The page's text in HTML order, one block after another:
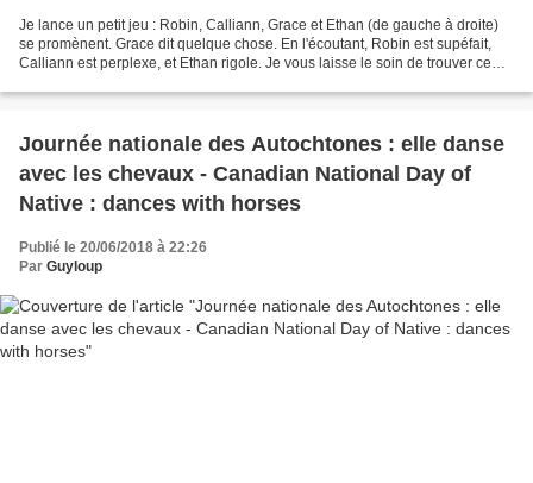
Je lance un petit jeu : Robin, Calliann, Grace et Ethan (de gauche à droite)
se promènent. Grace dit quelque chose. En l'écoutant, Robin est supéfait,
Calliann est perplexe, et Ethan rigole. Je vous laisse le soin de trouver ce
Journée nationale des Autochtones : elle danse
avec les chevaux - Canadian National Day of
Native : dances with horses
Publié le 20/06/2018 à 22:26
Par Guyloup